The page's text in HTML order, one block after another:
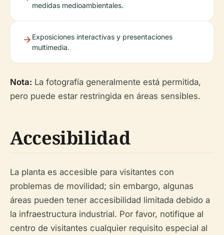
medidas medioambientales.
Exposiciones interactivas y presentaciones
multimedia.
Nota: La fotografía generalmente está permitida,
pero puede estar restringida en áreas sensibles.
Accesibilidad
La planta es accesible para visitantes con
problemas de movilidad; sin embargo, algunas
áreas pueden tener accesibilidad limitada debido a
la infraestructura industrial. Por favor, notifique al
centro de visitantes cualquier requisito especial al